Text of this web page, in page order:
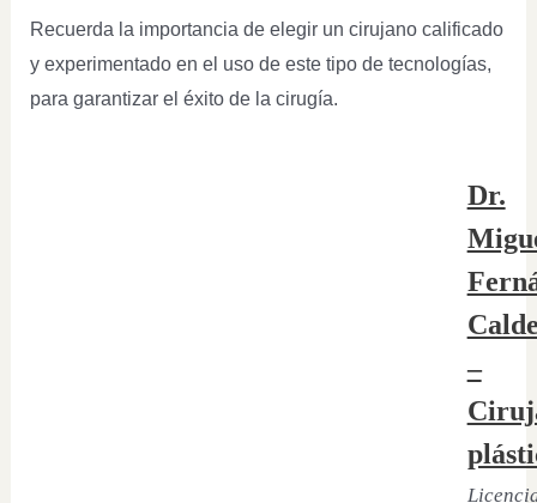
Recuerda la importancia de elegir un cirujano calificado
y experimentado en el uso de este tipo de tecnologías,
para garantizar el éxito de la cirugía.
Dr.
–